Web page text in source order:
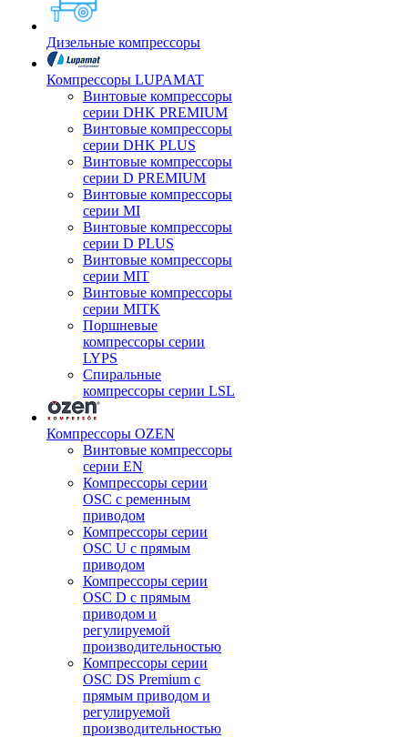
Дизельные компрессоры
Компрессоры LUPAMAT
Винтовые компрессоры
серии DHK PREMIUM
Винтовые компрессоры
серии DHK PLUS
Винтовые компрессоры
серии D PREMIUM
Винтовые компрессоры
серии MI
Винтовые компрессоры
серии D PLUS
Винтовые компрессоры
серии MIT
Винтовые компрессоры
серии MITK
Поршневые
компрессоры серии
LYPS
Спиральные
компрессоры серии LSL
Компрессоры OZEN
Винтовые компрессоры
серии EN
Компрессоры серии
OSC с ременным
приводом
Компрессоры серии
OSC U с прямым
приводом
Компрессоры серии
OSC D с прямым
приводом и
регулируемой
производительностью
Компрессоры серии
OSC DS Premium с
прямым приводом и
регулируемой
производительностью